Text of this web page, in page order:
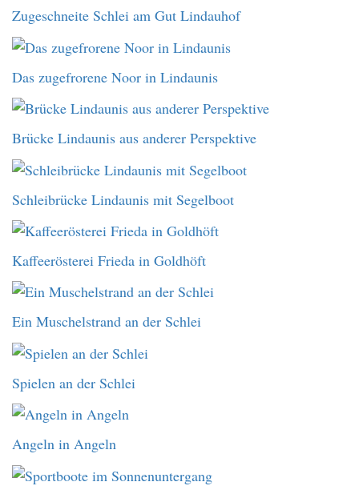
Zugeschneite Schlei am Gut Lindauhof
Das zugefrorene Noor in Lindaunis
Brücke Lindaunis aus anderer Perspektive
Schleibrücke Lindaunis mit Segelboot
Kaffeerösterei Frieda in Goldhöft
Ein Muschelstrand an der Schlei
Spielen an der Schlei
Angeln in Angeln